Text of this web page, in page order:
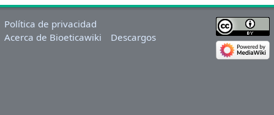
Política de privacidad
Acerca de Bioeticawiki
Descargos